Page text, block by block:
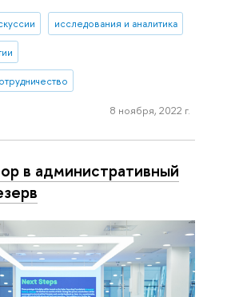
исследования и аналитика
8 ноября, 2022 г.
в административный